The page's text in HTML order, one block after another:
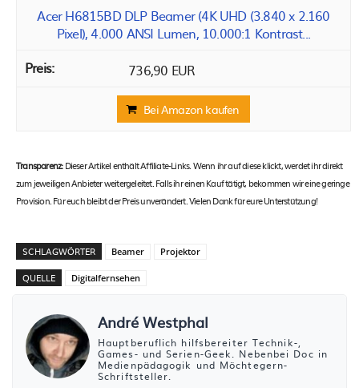
Acer H6815BD DLP Beamer (4K UHD (3.840 x 2.160
Pixel), 4.000 ANSI Lumen, 10.000:1 Kontrast...
736,90 EUR
Bei Amazon kaufen
Transparenz:Dieser Artikel enthält Affiliate-Links. Wenn ihr auf diese klickt, werdet ihr direkt
zum jeweiligen Anbieter weitergeleitet. Falls ihr einen Kauf tätigt, bekommen wir eine geringe
Provision. Für euch bleibt der Preis unverändert. Vielen Dank für eure Unterstützung!
SCHLAGWÖRTER Beamer Projektor
QUELLE Digitalfernsehen
André Westphal
Hauptberuflich hilfsbereiter Technik-,
Games- und Serien-Geek. Nebenbei Doc in
Medienpädagogik und Möchtegern-
Schriftsteller.